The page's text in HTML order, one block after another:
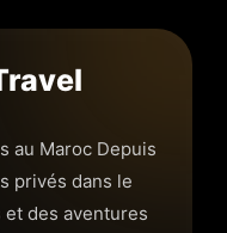
au Maroc Depuis
privés dans le
des aventures